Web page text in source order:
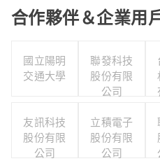
合作夥伴＆企業用
國立陽明
交通大學
聯發科技
股份有限
公司
友訊科技
股份有限
公司
立積電子
股份有限
公司